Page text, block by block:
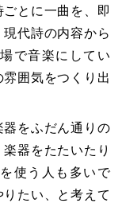
とに一曲を、即
代詩の内容から
で音楽にしてい
囲気をつくり出
器をふだん通りの
器をたたいたり
使う人も多いで
たい、と考えて